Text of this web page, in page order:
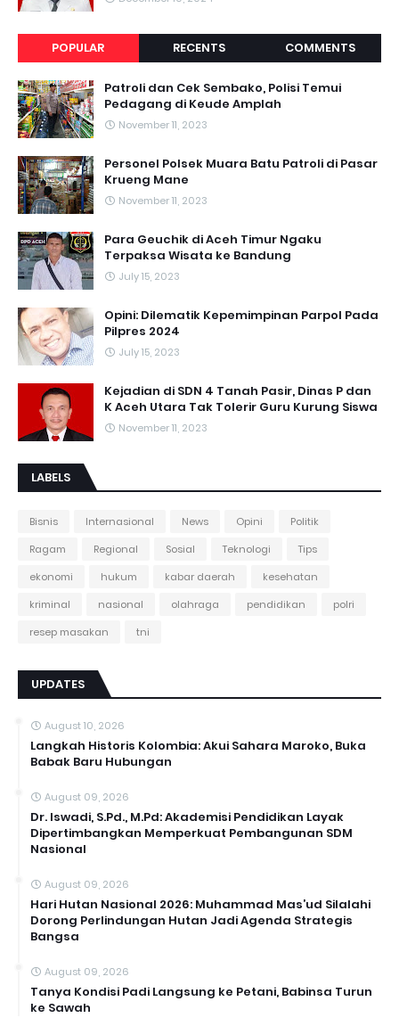
POPULAR RECENTS COMMENTS
Patroli dan Cek Sembako, Polisi Temui
Pedagang di Keude Amplah
November 11, 2023
Personel Polsek Muara Batu Patroli di Pasar
Krueng Mane
November 11, 2023
Para Geuchik di Aceh Timur Ngaku
Terpaksa Wisata ke Bandung
July 15, 2023
Opini: Dilematik Kepemimpinan Parpol Pada
Pilpres 2024
July 15, 2023
Kejadian di SDN 4 Tanah Pasir, Dinas P dan
K Aceh Utara Tak Tolerir Guru Kurung Siswa
November 11, 2023
LABELS
Bisnis Internasional News Opini
Politik
Ragam
Regional Sosial Teknologi
Tips
ekonomi
hukum kabar daerah
kesehatan
kriminal
nasional olahraga pendidikan
polri
resep masakan
tni
UPDATES
August 10, 2026
Langkah Historis Kolombia: Akui Sahara Maroko, Buka
Babak Baru Hubungan
August 09, 2026
Dr. Iswadi, S.Pd., M.Pd: Akademisi Pendidikan Layak
Dipertimbangkan Memperkuat Pembangunan SDM
Nasional
August 09, 2026
Hari Hutan Nasional 2026: Muhammad Mas’ud Silalahi
Dorong Perlindungan Hutan Jadi Agenda Strategis
Bangsa
August 09, 2026
Tanya Kondisi Padi Langsung ke Petani, Babinsa Turun
ke Sawah